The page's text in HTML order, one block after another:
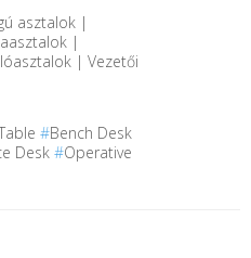
asztalok |
|
| Vezetői
#Bench Desk
Desk #Operative